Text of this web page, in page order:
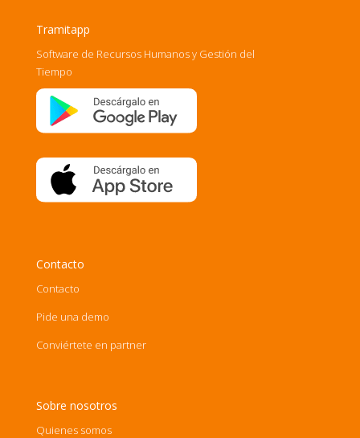
Tramitapp
Software de Recursos Humanos y Gestión del
Tiempo
Contacto
Contacto
Pide una demo
Conviértete en partner
Sobre nosotros
Quienes somos